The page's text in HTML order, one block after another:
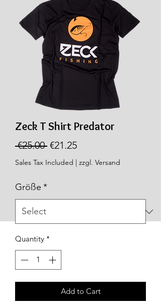
Zeck T Shirt Predator
€25.00 Regular
Price
€21.25Sale
Price
Sales Tax Included | zzgl. Versand
Größe *
Quantity *
Add to Cart